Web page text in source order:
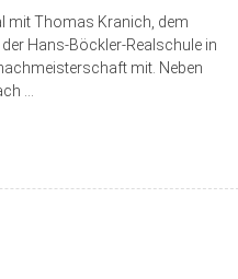
mit Thomas Kranich, dem
Hans-Böckler-Realschule in
mit. Neben